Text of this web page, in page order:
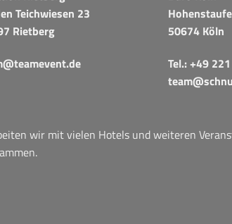
Teichwiesen 23
Rietberg
50674 Köln
Tel.:+49
wir mit vielen Hotels und weiteren